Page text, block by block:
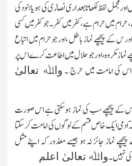
مجمل لفظ لکھا تابعداری نصارٰی کی ہو یاہنود کی
حرام میں حرام ہے، کفر میں کفر۔جو کفر میں کسی
س کے پیچھے نماز باطل ،اور جو حرام میں اتباع
نماز مکروہ ، اور جو حلال میں اطاعت کرے اس پر
اس کی امامت میں حرج ۔ واﷲ تعالیٰ
کے پیچھے سب کی نماز ہوسکتی ہے اس صورت
ۤادمی ایك خاص قسم کے لوگوں کی امامت کرسکتا
نماز جائز نہ ہو جیسے معذور کہ اپنے مثل
نہیں۔واﷲ تعالیٰ اعلم